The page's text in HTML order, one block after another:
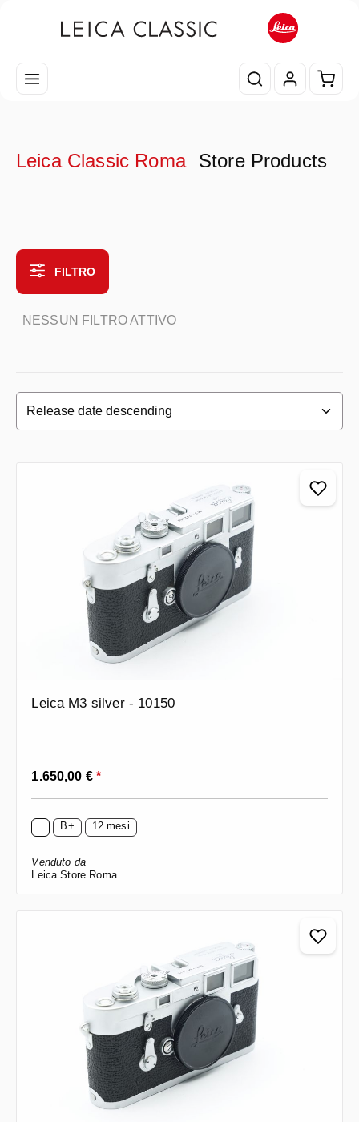
Il
Leica Classic Roma Store Products
FILTRO
NESSUN FILTRO ATTIVO
Leica M3 silver - 10150
Prezzo normale:
1.650,00 €*
B+ 12 mesi
Venduto da
Leica Store Roma